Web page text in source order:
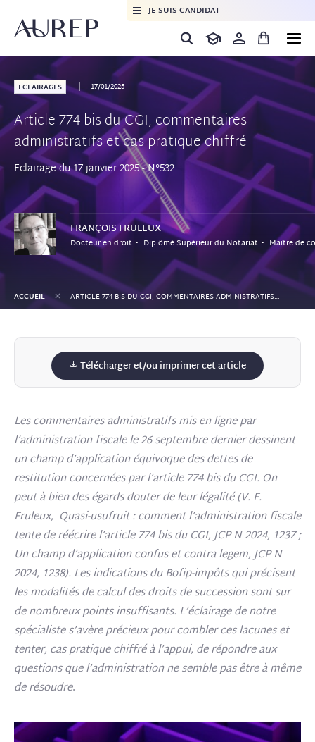
JE SUIS CANDIDAT
ECLAIRAGES 17/01/2025
Article 774 bis du CGI, commentaires
administratifs et cas pratique chiffré
Eclairage du 17 janvier 2025 - N°532
FRANÇOISFRULEUX
Docteur en droit Diplômé Supérieur du Notariat Maître de
ACCUEIL+ ARTICLE 774 BIS DU CGI, COMMENTAIRES ADMINISTRATIFS ET CAS PRATIQUE CHIFFRÉ
Télécharger et/ou imprimer cet article
Les commentaires administratifs mis en ligne par
l’administration fiscale le 26 septembre dernier dessinent
un champ d’application équivoque des dettes de
restitution concernées par l’article 774 bis du CGI. On
peut à bien des égards douter de leur légalité (V. F.
Fruleux, Quasi-usufruit : comment l’administration fiscale
tente de réécrire l’article 774 bis du CGI, JCP N 2024, 1237 ;
Un champ d’application confus et contra legem,JCP N
2024, 1238). Les indications du Bofip-impôts qui précisent
les modalités de calcul des droits de succession sont sur
de nombreux points insuffisants. L’éclairage de notre
spécialiste s’avère précieux pour combler ces lacunes et
tenter, cas pratique chiffré à l’appui, de répondre aux
questions que l’administration ne semble pas être à même
de résoudre.